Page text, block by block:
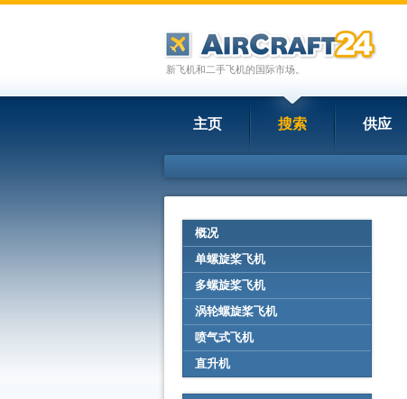
新飞机和二手飞机的国际市场。
主页 搜索 供应
概况
单螺旋桨飞机
多螺旋桨飞机
涡轮螺旋桨飞机
喷气式飞机
直升机